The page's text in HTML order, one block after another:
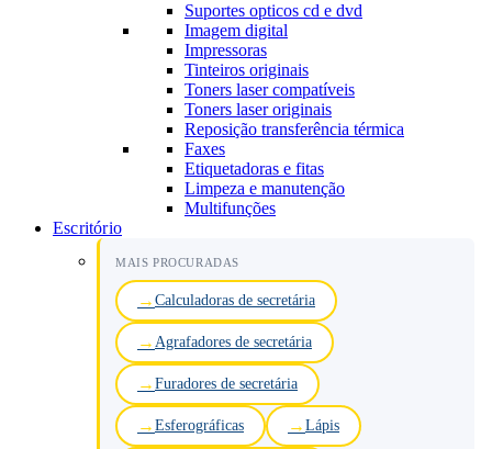
Suportes opticos cd e dvd
Imagem digital
Impressoras
Tinteiros originais
Toners laser compatíveis
Toners laser originais
Reposição transferência térmica
Faxes
Etiquetadoras e fitas
Limpeza e manutenção
Multifunções
Escritório
MAIS PROCURADAS
Calculadoras de secretária
Agrafadores de secretária
Furadores de secretária
Esferográficas Lápis